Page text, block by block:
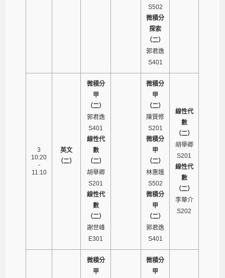
S502
微積分
探索
（二）
郭君逸
S401
3
10:20
-
11:10
英文
（二）
微積分
甲
（二）
郭君逸
S401
線性代
數
（二）
胡舉卿
S201
線性代
數
（二）
謝世峰
E301
微積分
甲
（二）
陳賢修
S201
微積分
甲
（二）
林惠娥
S502
微積分
甲
（二）
郭君逸
S401
線性代
數
（二）
胡舉卿
S201
線性代
數
（二）
李華介
S202
微積分
甲
微積分
甲